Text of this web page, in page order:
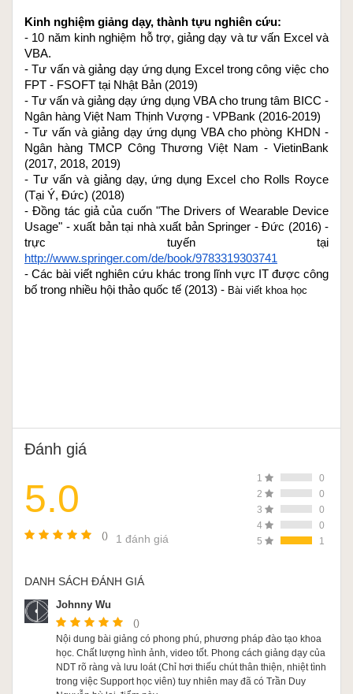
Kinh nghiệm giảng dạy, thành tựu nghiên cứu:
- 10 năm kinh nghiệm hỗ trợ, giảng dạy và tư vấn Excel và
VBA.
- Tư vấn và giảng dạy ứng dụng Excel trong công việc cho
FPT - FSOFT tại Nhật Bản (2019)
- Tư vấn và giảng dạy ứng dụng VBA cho trung tâm BICC -
Ngân hàng Việt Nam Thịnh Vượng - VPBank (2016-2019)
- Tư vấn và giảng dạy ứng dụng VBA cho phòng KHDN -
Ngân hàng TMCP Công Thương Việt Nam - VietinBank
(2017, 2018, 2019)
- Tư vấn và giảng dạy, ứng dụng Excel cho Rolls Royce
(Tại Ý, Đức) (2018)
- Đồng tác giả của cuốn "The Drivers of Wearable Device
Usage" - xuất bản tại nhà xuất bản Springer - Đức (2016) -
http://www.springer.com/de/book/9783319303741
- Các bài viết nghiên cứu khác trong lĩnh vực IT được công
bố trong nhiều hội thảo quốc tế (2013) - Bài viết khoa học
Đánh giá
5.0
() 1 đánh giá
1
0
2
0
3
0
4
0
5
1
DANH SÁCH ĐÁNH GIÁ
Johnny Wu
()
Nội dung bài giảng có phong phú, phương pháp đào tạo khoa
học. Chất lượng hình ảnh, video tốt. Phong cách giảng dạy của
NDT rõ ràng và lưu loát (Chỉ hơi thiếu chút thân thiện, nhiệt tình
trong việc Support học viên) tuy nhiên may đã có Trần Duy